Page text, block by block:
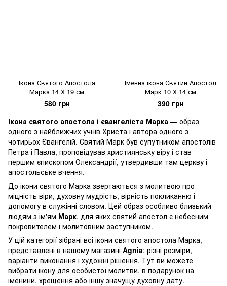
Ікона Святого Апостола
Марка 14 Х 19 см
580 грн
Іменна ікона Святий Апостол
Марк 10 Х 14 см
390 грн
Ікона святого апостола і євангеліста Марка — образ
одного з найближчих учнів Христа і автора одного з
чотирьох Євангелій. Святий Марк був супутником апостолів
Петра і Павла, проповідував християнську віру і став
першим єпископом Олександрії, утвердивши там церкву і
апостольське вчення.
До ікони святого Марка звертаються з молитвою про
міцність віри, духовну мудрість, вірність покликанню і
допомогу в служінні словом. Цей образ особливо близький
людям з ім'ям Марк, для яких святий апостол є небесним
покровителем і молитовним заступником.
У цій категорії зібрані всі ікони святого апостола Марка,
представлені в нашому магазині Agnia: різні розміри,
варіанти виконання і художні рішення. Тут ви можете
вибрати ікону для особистої молитви, в подарунок на
іменини, хрещення або іншу значущу духовну дату.